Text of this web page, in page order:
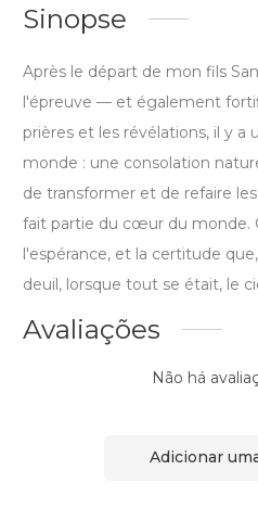
Sinopse
Après le départ de mon fils
l'épreuve — et également
prières et les révélations, il y a
monde : une consolation
de transformer et de refaire
fait partie du cœur du monde.
l'espérance, et la certitude
deuil, lorsque tout se était, le
Avaliações
Não há
Adicionar